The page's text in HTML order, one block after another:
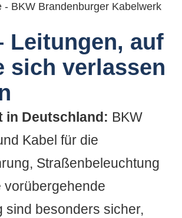
Leitungen, auf
sich verlassen
in Deutschland: BKW
Kabel für die
Straßenbeleuchtung
vorübergehende
sind besonders sicher,